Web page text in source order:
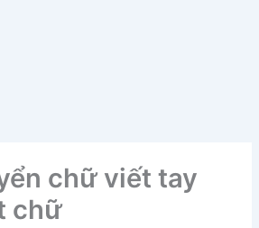
chữ viết tay
chữ